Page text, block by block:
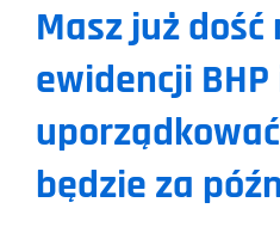
Masz już dość
ewidencji
będzie za